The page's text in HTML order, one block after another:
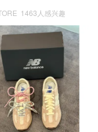
实用、耐用、易用
用户！Beelink在
美和欧洲，销量贼
1463人感兴趣